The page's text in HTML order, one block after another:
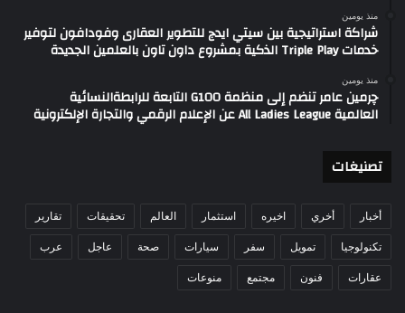
منذ يومين
شراكة استراتيجية بين سيتي ايدج للتطوير العقارى وفودافون لتوفير
خدمات Triple Play الذكية بمشروع داون تاون بالعلمين الجديدة
منذ يومين
چرمين عامر تنضم إلى منظمة G100 التابعة للرابطةالنسائية
العالمية All Ladies League عن الإعلام الرقمي والتجارة الإلكترونية
تصنيغات
أخبار أخري اخيره استثمار العالم تحقيقات تقارير
تكنولوجيا تمويل سفر سيارات صحة عاجل عرب
عقارات فنون مجتمع منوعات